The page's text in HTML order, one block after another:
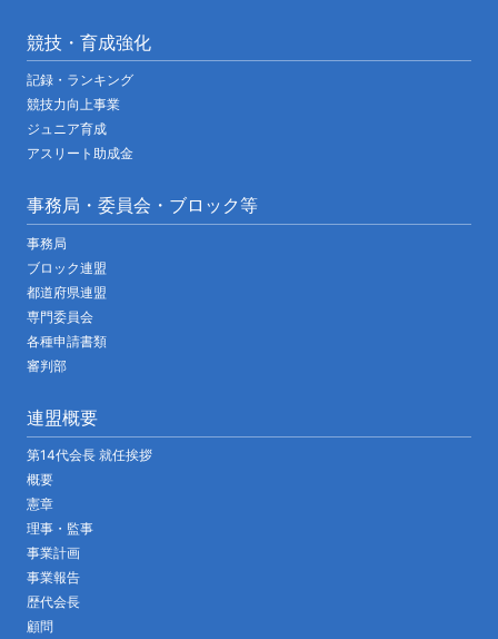
競技・育成強化
記録・ランキング
競技力向上事業
ジュニア育成
アスリート助成金
事務局・委員会・ブロック等
事務局
ブロック連盟
都道府県連盟
専門委員会
各種申請書類
審判部
連盟概要
第14代会長 就任挨拶
概要
憲章
理事・監事
事業計画
事業報告
歴代会長
顧問